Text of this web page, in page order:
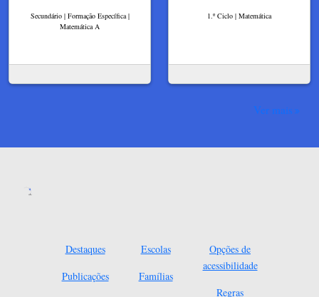
Secundário | Formação Específica |
Matemática A
1.º Ciclo | Matemática
Ver mais
Destaques
Publicações
Escolas
Famílias
Opções de
acessibilidade
Regras